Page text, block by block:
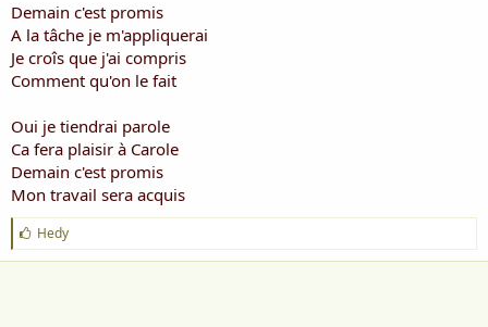
Demain c'est promis
A la tâche je m'appliquerai
Je croîs que j'ai compris
Comment qu'on le fait
Oui je tiendrai parole
Ca fera plaisir à Carole
Demain c'est promis
Mon travail sera acquis
J
'
a
Hedy